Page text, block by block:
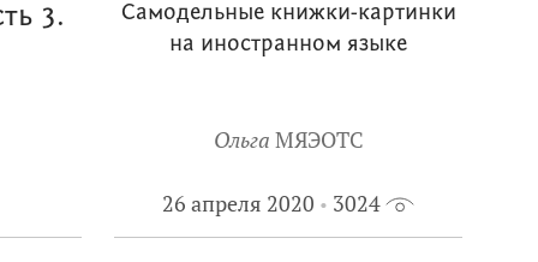
3.
Самодельные книжки-картинки
на иностранном языке
Ольга МЯЭОТС
26 апреля 2020 3024